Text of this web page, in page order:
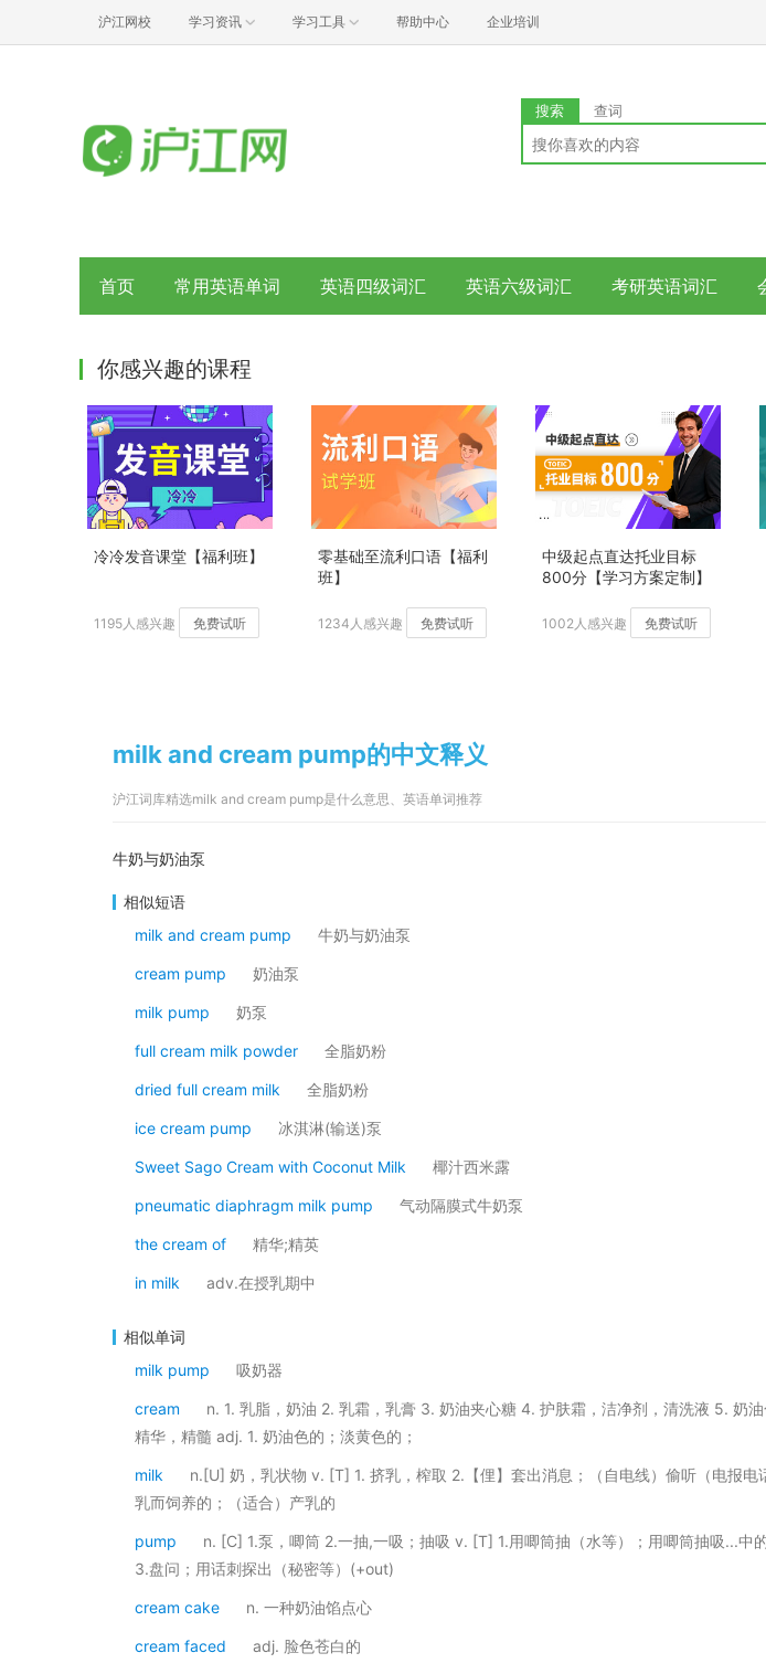
沪江网校 学习资讯 学习工具 帮助中心 企业培训
搜索 查词
首页 常用英语单词 英语四级词汇 英语六级词汇 考研英语词汇
你感兴趣的课程
冷冷发音课堂【福利班】
1195人感兴趣 免费试听
零基础至流利口语【福利
班】
1234人感兴趣 免费试听
中级起点直达托业目标
800分【学习方案定制】
1002人感兴趣 免费试听
milk and cream pump的中文释义
沪江词库精选milk and cream pump是什么意思、英语单词推荐
牛奶与奶油泵
相似短语
milk and cream pump
牛奶与奶油泵
cream pump 奶油泵
milk pump 奶泵
full cream milk powder 全脂奶粉
dried full cream milk 全脂奶粉
ice cream pump 冰淇淋(输送)泵
Sweet Sago Cream with Coconut Milk 椰汁西米露
pneumatic diaphragm milk pump 气动隔膜式牛奶泵
the cream of 精华;精英
in milk adv.在授乳期中
相似单词
milk pump
吸奶器
cream
n. 1. 乳脂，奶油 2. 乳霜，乳膏 3. 奶油夹心糖 4. 护肤霜，洁净剂，清洗液 5. 奶
精华，精髓 adj. 1. 奶油色的；淡黄色的；
milk
n.[U] 奶，乳状物 v. [T] 1. 挤乳，榨取 2.【俚】套出消息；（自电线）偷听（电报
乳而饲养的；（适合）产乳的
pump
n. [C] 1.泵，唧筒 2.一抽,一吸；抽吸 v. [T] 1.用唧筒抽（水等）；用唧筒抽吸...中
3.盘问；用话刺探出（秘密等）(+out)
cream cake n. 一种奶油馅点心
cream faced adj. 脸色苍白的